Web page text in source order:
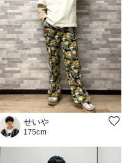
せいや
175cm